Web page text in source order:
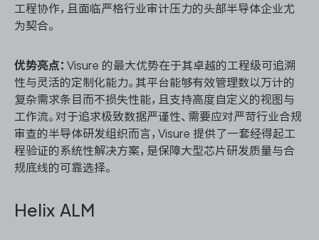
工程协作，且面临严格行业审计压力的头部半导体企业尤
为契合。
优势亮点： Visure 的最大优势在于其卓越的工程级可追溯
性与灵活的定制化能力。其平台能够有效管理数以万计的
复杂需求条目而不损失性能，且支持高度自定义的视图与
工作流。对于追求极致数据严谨性、需要应对严苛行业合规
审查的半导体研发组织而言，Visure 提供了一套经得起工
程验证的系统性解决方案，是保障大型芯片研发质量与合
规底线的可靠选择。
Helix ALM